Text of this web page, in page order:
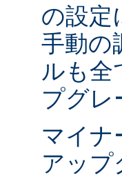
の設定
手動の
ルも全
プグレ
マイナ
アップ